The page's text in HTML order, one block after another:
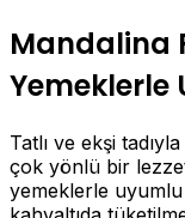
Mandalina
Yemeklerle
Tatlı ve ekşi
çok yönlü bir
yemeklerle